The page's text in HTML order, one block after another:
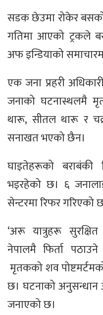
सडक छेउमा रोकेर बसको
गतिमा आएको ट्रकले
अफ इन्डियाको
एक जना प्रहरी
जनाको घटनास्थलमै
थारू, सीतल थारू र
सनाखत भएको छैन।
घाइतेहरूको बराबंकी
भइरहेको छ। ६
सेन्टरमा रिफर गरिएको
‘अरू यात्रुहरू
नेपालमै फिर्ता
मृतकको शव
छ। घटनाको अनुसन्धान
जनाएको छ।